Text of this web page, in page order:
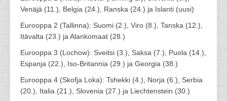
Venäjä (11.), Belgia (24.), Ranska (24.) ja Islanti (uusi)
Eurooppa 2 (Tallinna): Suomi (2.), Viro (8.), Tanska (12.),
Itävalta (23.) ja Alankomaat (28.)
Eurooppa 3 (Lochow): Sveitsi (3.), Saksa (7.), Puola (14.),
Espanja (22.), Iso-Britannia (29.) ja Georgia (38.)
Eurooppa 4 (Skofja Loka): Tshekki (4.), Norja (6.), Serbia
(20.), Italia (21.), Slovenia (27.) ja Liechtenstein (30.)